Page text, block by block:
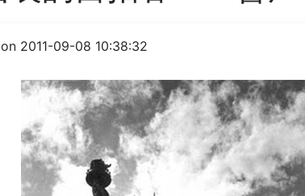
on 2011-09-08 10:38:32